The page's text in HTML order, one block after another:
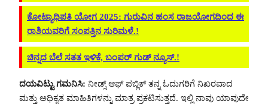
ಕೋಟ್ಯಾಧಿಪತಿ ಯೋಗ 2025: ಗುರುವಿನ ಹಂಸ ರಾಜಯೋಗದಿಂದ ಈ
ರಾಶಿಯವರಿಗೆ ಸಂಪತ್ತಿನ ಸುರಿಮಳೆ.!
ಚಿನ್ನದ ಬೆಲೆ ಸತತ ಇಳಿಕೆ, ಬಂಪರ್ ಗುಡ್ ನ್ಯೂಸ್.!
ದಯವಿಟ್ಟು ಗಮನಿಸಿ: ನೀಡ್ಸ್ ಆಫ್ ಪಬ್ಲಿಕ್ ತನ್ನ ಓದುಗರಿಗೆ ನಿಖರವಾದ
ಮತ್ತು ಅಧಿಕೃತ ಮಾಹಿತಿಗಳನ್ನು ಮಾತ್ರ ಪ್ರಕಟಿಸುತ್ತದೆ. ಇಲ್ಲಿ ನಾವು ಯಾವುದೇ